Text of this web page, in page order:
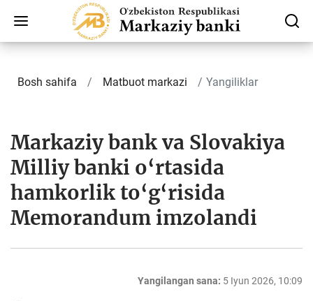
Bosh sahifa Matbuot markazi Yangiliklar
Markaziy bank va Slovakiya
Milliy banki o‘rtasida
hamkorlik to‘g‘risida
Memorandum imzolandi
Yangilangan sana: 5 Iyun 2026, 10:09